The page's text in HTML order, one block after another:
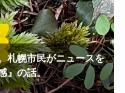
札幌市民がニュースを
』の話。